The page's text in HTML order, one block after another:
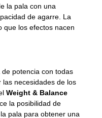
la pala con una
de agarre. La
que los efectos nacen
potencia con todas
necesidades de los
Weight & Balance
la posibilidad de
pala para obtener una